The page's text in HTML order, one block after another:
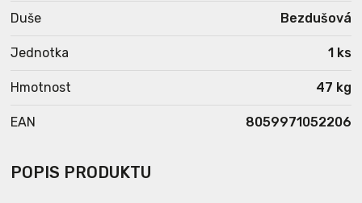
Duše Bezdušová
Jednotka 1 ks
Hmotnost 47 kg
EAN 8059971052206
POPIS PRODUKTU